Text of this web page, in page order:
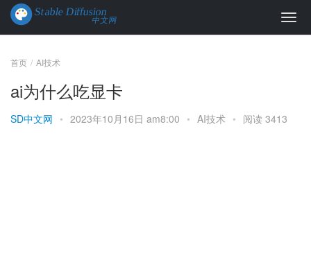
首页 AI技术
ai为什么吃显卡
SD中文网 • 2023年10月16日 am8:00 • AI技术 • 阅读 3413